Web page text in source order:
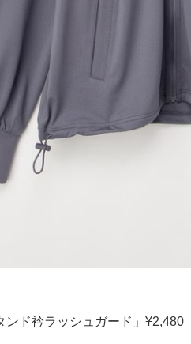
ド衿ラッシュガード」¥2,480